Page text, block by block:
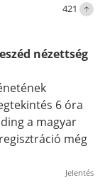
421
nézettség
6 óra
a magyar
még
Jelentés